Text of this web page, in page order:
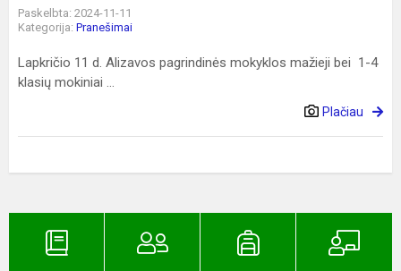
Paskelbta: 2024-11-11
Kategorija: Pranešimai
Lapkričio 11 d. Alizavos pagrindinės mokyklos mažieji bei 1-4
klasių mokiniai ...
Plačiau